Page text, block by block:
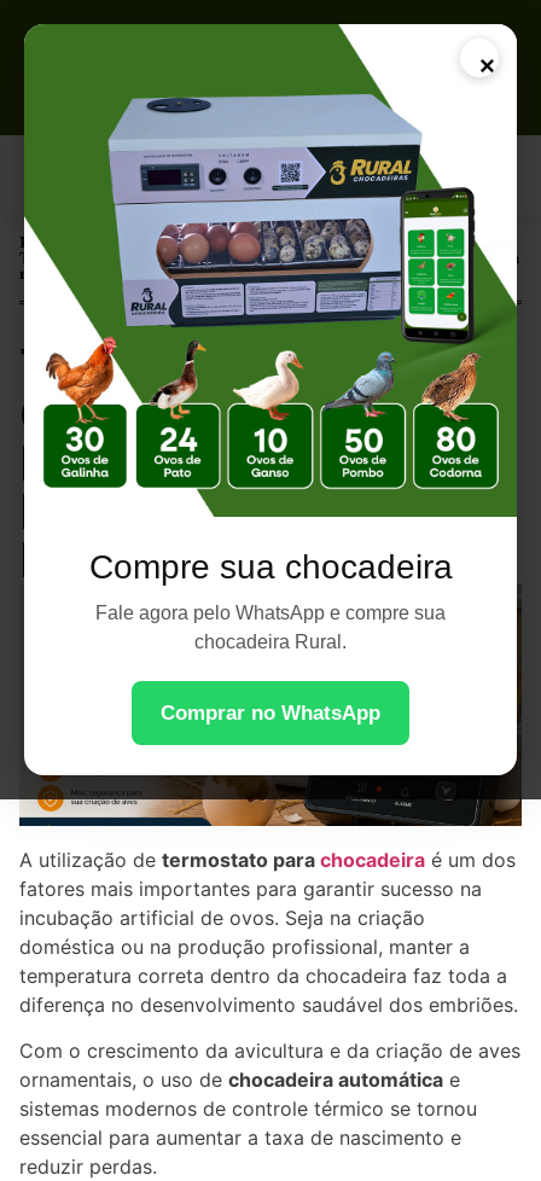
×
Compre sua chocadeira
Fale agora pelo WhatsApp e compre sua
chocadeira Rural.
Comprar no WhatsApp
Página Inicial |
Termostato para Chocadeira: Como Funciona e Qual a Importância
na Incubação Artificial
Termostato para
Chocadeira: Como
Funciona e Qual a
Importância na
Incubação Artificial
A utilização de termostato para chocadeira é um dos
fatores mais importantes para garantir sucesso na
incubação artificial de ovos. Seja na criação
doméstica ou na produção profissional, manter a
temperatura correta dentro da chocadeira faz toda a
diferença no desenvolvimento saudável dos embriões.
Com o crescimento da avicultura e da criação de aves
ornamentais, o uso de chocadeira automática e
sistemas modernos de controle térmico se tornou
essencial para aumentar a taxa de nascimento e
reduzir perdas.